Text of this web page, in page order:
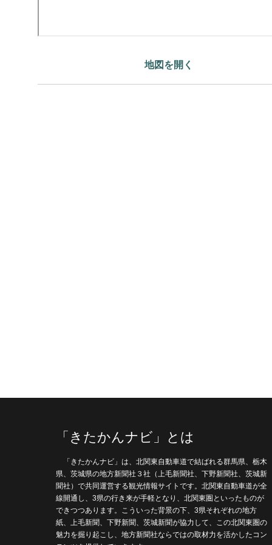
地図を開く
「きたかんナビ」とは
「きたかんナビ」は、北関東自動車道で結ばれる群馬県、栃木
県、茨城県の地方新聞社３社（上毛新聞社、下野新聞社、茨城新
聞社）で共同運営する観光情報サイトです。北関東自動車道が全
線開通し、3県の行き来が手軽となり、北関東圏といったものが
できつつあります。こういった背景の下、3県それぞれの地方
紙、上毛新聞、下野新聞、茨城新聞が協力して、この北関東圏の
魅力を掘り起こし、地方新聞社ならではの取材力を活かしたコン